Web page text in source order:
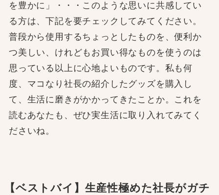
を豊かに」・・・このような思いに共感してい
る方は、下記を要チェックしてみてください。
普段から使用するちょっとしたものを、便利か
つ美しい、けれどもお買い得なものを使うのは
思っている以上に心地よいものです。私も何
度、マコなり社長の紹介したグッズを購入し
て、生活に磨きがかかってきたことか。これを
読むあなたも、ぜひ実生活に取り入れてみてく
ださいね。
【ベストバイ】生産性極めた社長がガチ